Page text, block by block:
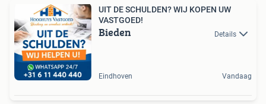
UIT DE SCHULDEN? WIJ KOPEN UW
VASTGOED!
Bieden Details
Eindhoven Vandaag